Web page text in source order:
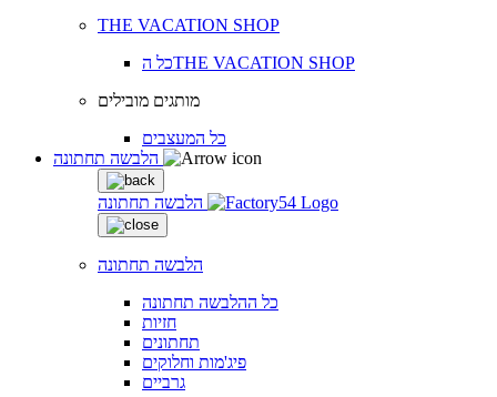
THE VACATION SHOP
כל הTHE VACATION SHOP
מותגים מובילים
כל המעצבים
הלבשה תחתונה
הלבשה תחתונה
כל ההלבשה תחתונה
חזיות
תחתונים
פיג'מות וחלוקים
גרביים